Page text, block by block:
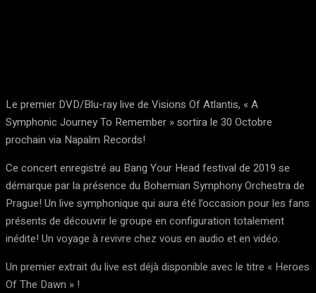
Le premier DVD/Blu-ray live de Visions Of Atlantis, « A
Symphonic Journey To Remember » sortira le 30 Octobre
prochain via Napalm Records!
Ce concert enregistré au Bang Your Head festival de 2019 se
démarque par la présence du Bohemian Symphony Orchestra de
Prague! Un live symphonique qui aura été l’occasion pour les fans
présents de découvrir le groupe en configuration totalement
inédite! Un voyage à revivre chez vous en audio et en vidéo.
Un premier extrait du live est déjà disponible avec le titre « Heroes
Of The Dawn » !